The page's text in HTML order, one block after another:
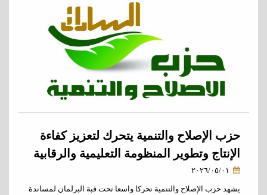
حزب الإصلاح والتنمية يتحرك لتعزيز كفاءة
الإنتاج وتطوير المنظومة التعليمية والرقابية
يشهد حزب الإصلاح والتنمية تحركا واسعا تحت قبة البرلمان لمساندة